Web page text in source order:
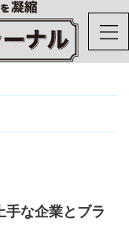
手な企業とブラ